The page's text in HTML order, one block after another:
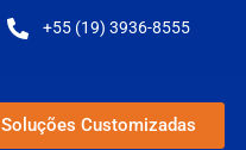
+55 (19) 3936-8555
Soluções Customizadas